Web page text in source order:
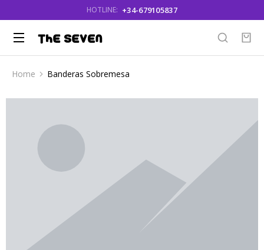
HOTLINE: +34-679105837
You are here:
Home Banderas Sobremesa